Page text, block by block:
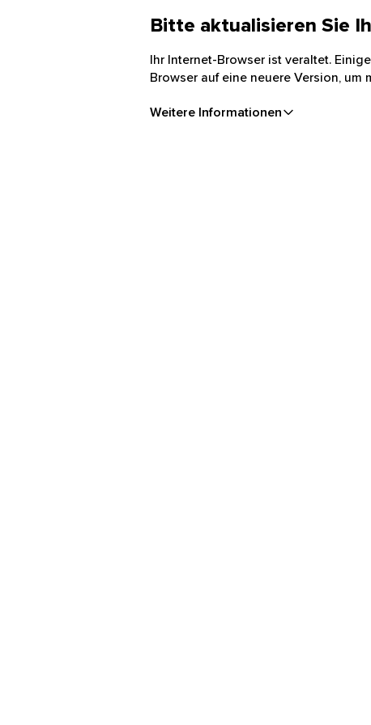
Bitte aktualisieren Sie
Ihr Internet-Browser ist veraltet.
Browser auf eine neuere Version,
Weitere Informationen